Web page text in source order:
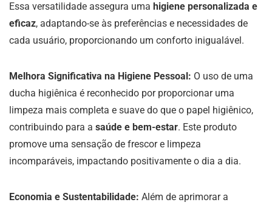
Essa versatilidade assegura uma higiene personalizada e
eficaz, adaptando-se às preferências e necessidades de
cada usuário, proporcionando um conforto inigualável.
Melhora Significativa na Higiene Pessoal: O uso de uma
ducha higiênica é reconhecido por proporcionar uma
limpeza mais completa e suave do que o papel higiênico,
contribuindo para a saúde e bem-estar. Este produto
promove uma sensação de frescor e limpeza
incomparáveis, impactando positivamente o dia a dia.
Economia e Sustentabilidade: Além de aprimorar a